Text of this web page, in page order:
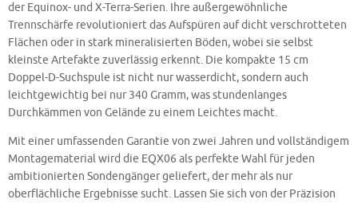
der Equinox- und X-Terra-Serien. Ihre außergewöhnliche
Trennschärfe revolutioniert das Aufspüren auf dicht verschrotteten
Flächen oder in stark mineralisierten Böden, wobei sie selbst
kleinste Artefakte zuverlässig erkennt. Die kompakte 15 cm
Doppel-D-Suchspule ist nicht nur wasserdicht, sondern auch
leichtgewichtig bei nur 340 Gramm, was stundenlanges
Durchkämmen von Gelände zu einem Leichtes macht.
Mit einer umfassenden Garantie von zwei Jahren und vollständigem
Montagematerial wird die EQX06 als perfekte Wahl für jeden
ambitionierten Sondengänger geliefert, der mehr als nur
oberflächliche Ergebnisse sucht. Lassen Sie sich von der Präzision